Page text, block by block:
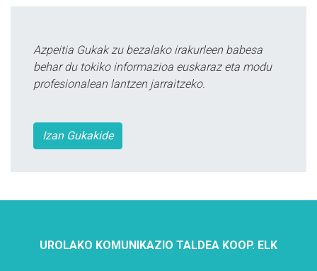
Azpeitia Gukak zu bezalako irakurleen babesa
behar du tokiko informazioa euskaraz eta modu
profesionalean lantzen jarraitzeko.
Izan Gukakide
UROLAKO KOMUNIKAZIO TALDEA KOOP. ELK